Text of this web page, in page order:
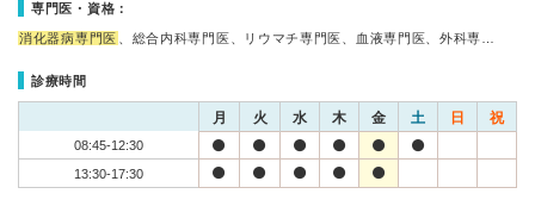
専門医・資格：
消化器病専門医 、総合内科専門医、リウマチ専門医、血液専門医、外科専…
診療時間
月 火 水 木 金 土 日 祝
08:45-12:30
13:30-17:30